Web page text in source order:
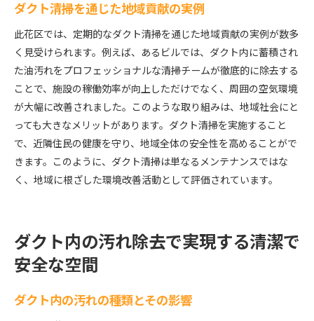
ダクト清掃を通じた地域貢献の実例
此花区では、定期的なダクト清掃を通じた地域貢献の実例が数多
く見受けられます。例えば、あるビルでは、ダクト内に蓄積され
た油汚れをプロフェッショナルな清掃チームが徹底的に除去する
ことで、施設の稼働効率が向上しただけでなく、周囲の空気環境
が大幅に改善されました。このような取り組みは、地域社会にと
っても大きなメリットがあります。ダクト清掃を実施すること
で、近隣住民の健康を守り、地域全体の安全性を高めることがで
きます。このように、ダクト清掃は単なるメンテナンスではな
く、地域に根ざした環境改善活動として評価されています。
ダクト内の汚れ除去で実現する清潔で
安全な空間
ダクト内の汚れの種類とその影響